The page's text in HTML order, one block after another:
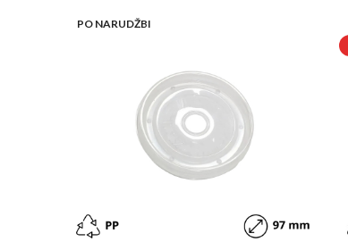
PO NARUDŽBI